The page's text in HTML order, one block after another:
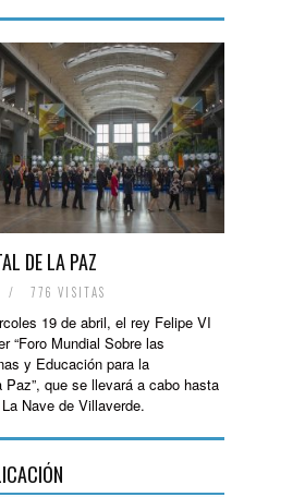
DE LA PAZ
/ 776 VISITAS
19 de abril, el rey Felipe VI
“Foro Mundial Sobre las
y Educación para la
que se llevará a cabo hasta
Nave de Villaverde.